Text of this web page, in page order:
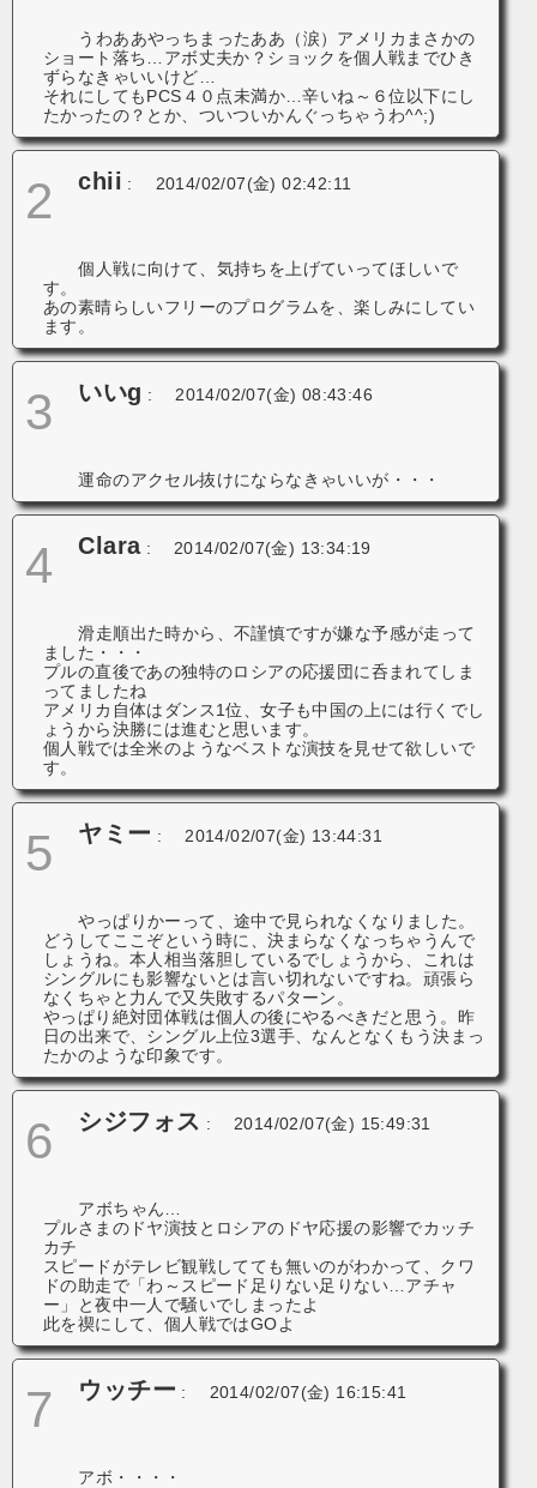
うわああやっちまったああ（涙）アメリカまさかの
ショート落ち…アボ丈夫か？ショックを個人戦までひき
ずらなきゃいいけど…
それにしてもPCS４０点未満か…辛いね～６位以下にし
たかったの？とか、ついついかんぐっちゃうわ^^;)
2 chii : 2014/02/07(金) 02:42:11
個人戦に向けて、気持ちを上げていってほしいで
す。
あの素晴らしいフリーのプログラムを、楽しみにしてい
ます。
3 いいg : 2014/02/07(金) 08:43:46
運命のアクセル抜けにならなきゃいいが・・・
4 Clara: 2014/02/07(金) 13:34:19
滑走順出た時から、不謹慎ですが嫌な予感が走って
ました・・・
プルの直後であの独特のロシアの応援団に呑まれてしま
ってましたね
アメリカ自体はダンス1位、女子も中国の上には行くでし
ょうから決勝には進むと思います。
個人戦では全米のようなベストな演技を見せて欲しいで
す。
5 ヤミー : 2014/02/07(金) 13:44:31
やっぱりかーって、途中で見られなくなりました。
どうしてここぞという時に、決まらなくなっちゃうんで
しょうね。本人相当落胆しているでしょうから、これは
シングルにも影響ないとは言い切れないですね。頑張ら
なくちゃと力んで又失敗するパターン。
やっぱり絶対団体戦は個人の後にやるべきだと思う。昨
日の出来で、シングル上位3選手、なんとなくもう決まっ
たかのような印象です。
6 シジフォス : 2014/02/07(金) 15:49:31
アボちゃん…
プルさまのドヤ演技とロシアのドヤ応援の影響でカッチ
カチ
スピードがテレビ観戦してても無いのがわかって、クワ
ドの助走で「わ～ スピード足りない足りない …アチャ
ー 」と夜中一人で騒いでしまったよ
此を禊にして、個人戦ではGOよ
7 ウッチー : 2014/02/07(金) 16:15:41
アボ・・・・